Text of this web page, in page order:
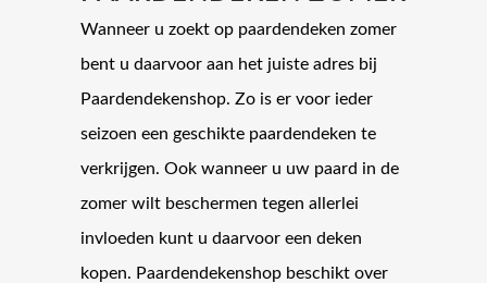
Wanneer u zoekt op paardendeken zomer
bent u daarvoor aan het juiste adres bij
Paardendekenshop. Zo is er voor ieder
seizoen een geschikte paardendeken te
verkrijgen. Ook wanneer u uw paard in de
zomer wilt beschermen tegen allerlei
invloeden kunt u daarvoor een deken
kopen. Paardendekenshop beschikt over